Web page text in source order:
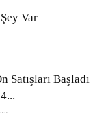
Var
Başladı